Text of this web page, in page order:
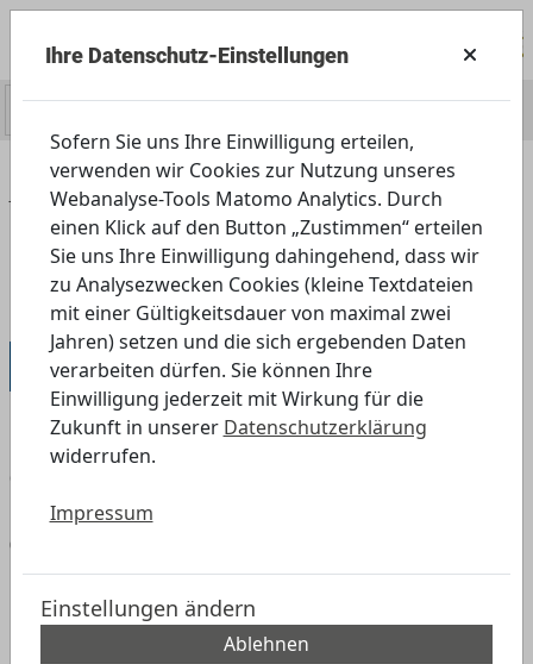
Home Angebot
Schule
Weiterführende Schulen
8., 9. und 10. Jahrgangsstufe
Open Air in Mittstadt
8. und 9. Jahrgangsstufe
Open Air in Mittstadt – Die mediale
Darstellung von Krisen reflektieren und
die Glaubwürdigkeit von Quellen
bewerten
Kernstück der Unterrichtseinheit ist das digitale
Element „Open Air in Mittstadt“: Die Schülerinnen
Ihre Datenschutz-Einstellungen
Sofern Sie uns Ihre Einwilligung erteilen,
verwenden wir Cookies zur Nutzung unseres
Webanalyse-Tools Matomo Analytics. Durch
einen Klick auf den Button „Zustimmen“ erteilen
Sie uns Ihre Einwilligung dahingehend, dass wir
zu Analysezwecken Cookies (kleine Textdateien
mit einer Gültigkeitsdauer von maximal zwei
Jahren) setzen und die sich ergebenden Daten
verarbeiten dürfen. Sie können Ihre
Einwilligung jederzeit mit Wirkung für die
Zukunft in unserer Datenschutzerklärung
widerrufen.
Impressum
Einstellungen ändern
Ablehnen